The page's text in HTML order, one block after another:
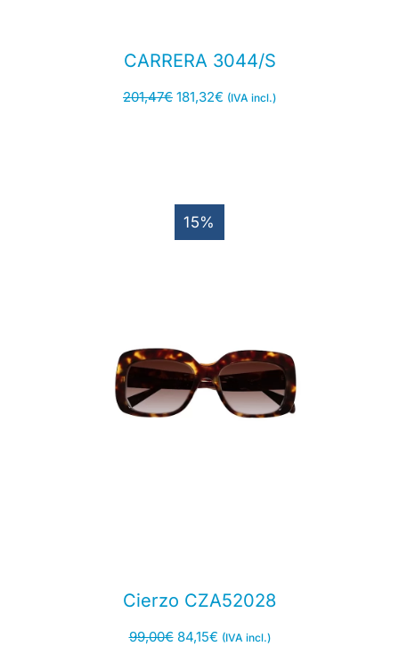
CARRERA 3044/S
201,47€ 181,32€ (IVA incl.)
15%
Cierzo CZA52028
99,00€ 84,15€ (IVA incl.)